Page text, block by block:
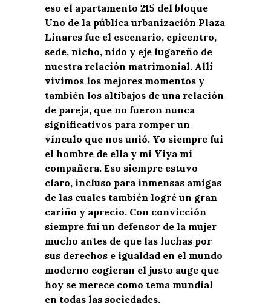
eso el apartamento 215 del bloque
Uno de la pública urbanización Plaza
Linares fue el escenario, epicentro,
sede, nicho, nido y eje lugareño de
nuestra relación matrimonial. Allí
vivimos los mejores momentos y
también los altibajos de una relación
de pareja, que no fueron nunca
significativos para romper un
vínculo que nos unió. Yo siempre fui
el hombre de ella y mi Yiya mi
compañera. Eso siempre estuvo
claro, incluso para inmensas amigas
de las cuales también logré un gran
cariño y aprecio. Con convicción
siempre fui un defensor de la mujer
mucho antes de que las luchas por
sus derechos e igualdad en el mundo
moderno cogieran el justo auge que
hoy se merece como tema mundial
en todas las sociedades.